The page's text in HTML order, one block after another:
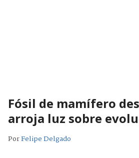
Fósil de mamífero
arroja luz sobre
PorFelipe Delgado